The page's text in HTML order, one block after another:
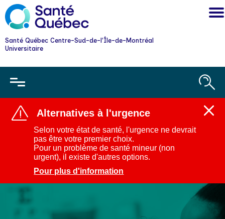
Santé Québec Centre-Sud-de-l'Île-de-Montréal
Universitaire
Alternatives à l'urgence
Selon votre état de santé, l'urgence ne devrait
pas être votre premier choix.
Pour un problème de santé mineur (non
urgent), il existe d'autres options.
Pour plus d'information